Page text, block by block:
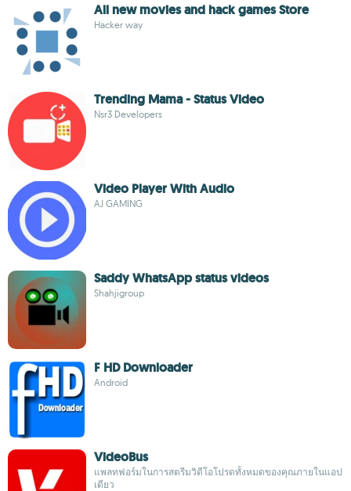
All new movies and hack games Store
Hacker way
Trending Mama - Status Video
Nsr3 Developers
Video Player With Audio
AJ GAMING
Saddy WhatsApp status videos
Shahjigroup
F HD Downloader
Android
VideoBus
แพลทฟอร์มในการสตรีมวิดีโอโปรดทั้งหมดของคุณภายในแอป
เดียว